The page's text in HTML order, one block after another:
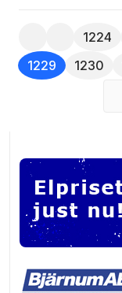
1224
1229
1230